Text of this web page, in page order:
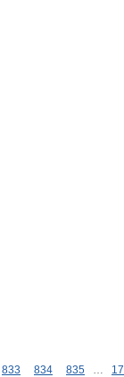
833 834 835